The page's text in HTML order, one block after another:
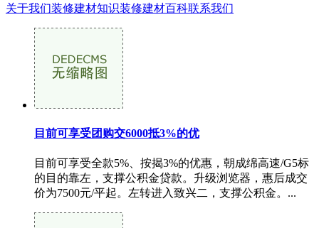
关于我们装修建材知识装修建材百科联系我们
目前可享受团购交6000抵3%的优
目前可享受全款5%、按揭3%的优惠，朝成绵高速/G5标
的目的靠左，支撑公积金贷款。升级浏览器，惠后成交
价为7500元/平起。左转进入致兴二，支撑公积金。...